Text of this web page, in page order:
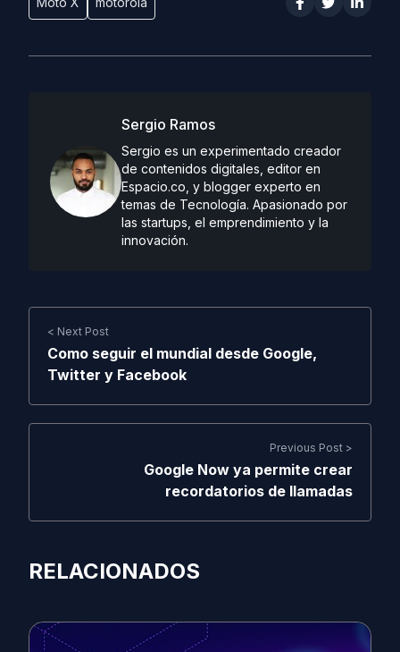
Sergio Ramos
Sergio es un experimentado creador
de contenidos digitales, editor en
Espacio.co, y blogger experto en
temas de Tecnología. Apasionado por
las startups, el emprendimiento y la
innovación.
< Next Post
Como seguir el mundial desde Google,
Twitter y Facebook
Previous Post >
Google Now ya permite crear
recordatorios de llamadas
RELACIONADOS